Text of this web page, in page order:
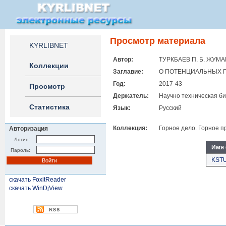
KYRLIBNET
Коллекции
Просмотр
Статистика
Авторизация
Логин:
Пароль:
скачать FoxitReader
скачать WinDjView
Просмотр материала
Автор:
ТУРКБАЕВ П. Б.
Заглавие:
О ПОТЕНЦИАЛЬНЫХ
Год:
2017-43
Держатель:
Научно техническая
Язык:
Русский
Коллекция: Горное дело. Горное
Имя